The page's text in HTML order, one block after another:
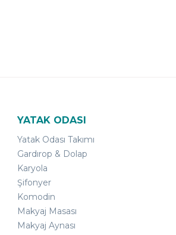
YATAK ODASI
Yatak Odası Takımı
Gardırop & Dolap
Karyola
Şifonyer
Komodin
Makyaj Masası
Makyaj Aynası